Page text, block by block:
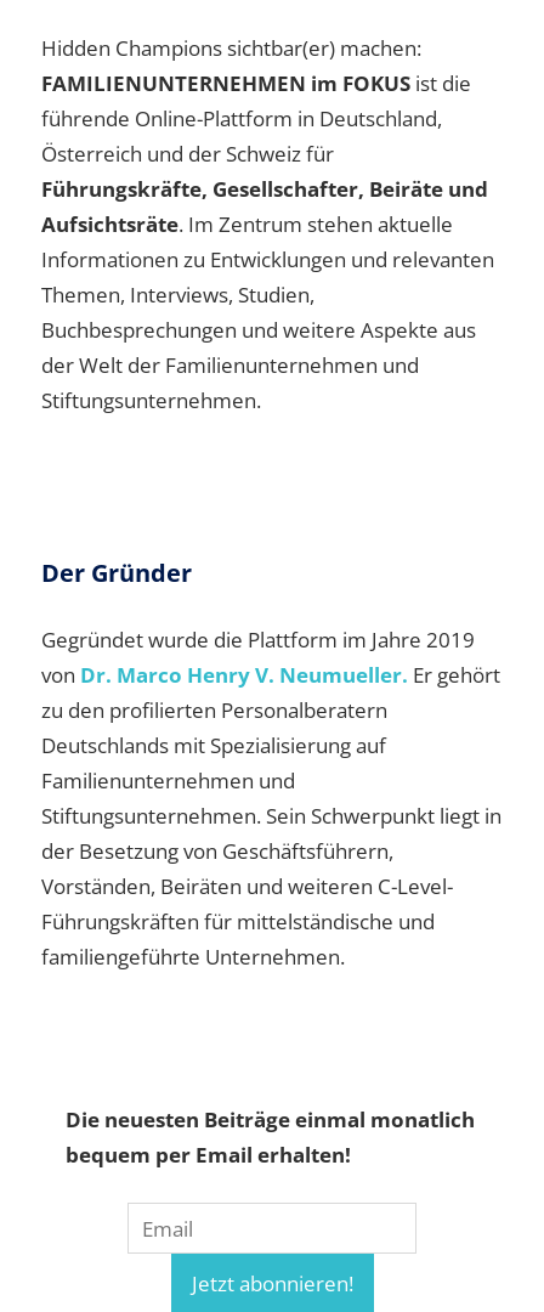
Hidden Champions sichtbar(er) machen:
FAMILIENUNTERNEHMEN im FOKUS ist die
führende Online-Plattform in Deutschland,
Österreich und der Schweiz für
Führungskräfte, Gesellschafter, Beiräte und
Aufsichtsräte. Im Zentrum stehen aktuelle
Informationen zu Entwicklungen und relevanten
Themen, Interviews, Studien,
Buchbesprechungen und weitere Aspekte aus
der Welt der Familienunternehmen und
Stiftungsunternehmen.
Der Gründer
Gegründet wurde die Plattform im Jahre 2019
von Dr. Marco Henry V. Neumueller. Er gehört
zu den profilierten Personalberatern
Deutschlands mit Spezialisierung auf
Familienunternehmen und
Stiftungsunternehmen. Sein Schwerpunkt liegt in
der Besetzung von Geschäftsführern,
Vorständen, Beiräten und weiteren C-Level-
Führungskräften für mittelständische und
familiengeführte Unternehmen.
Die neuesten Beiträge einmal monatlich
bequem per Email erhalten!